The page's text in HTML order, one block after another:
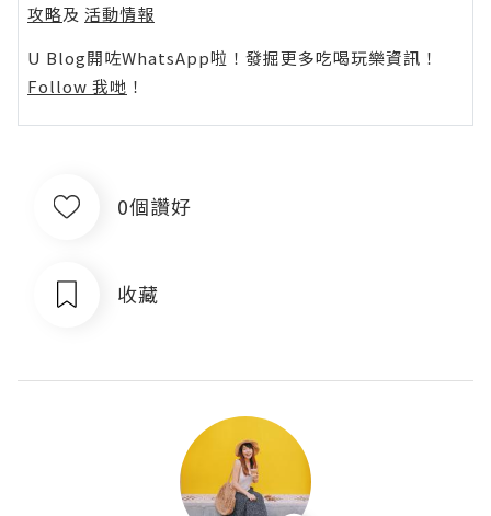
攻略及 活動情報
U Blog開咗WhatsApp啦！發掘更多吃喝玩樂資訊！
Follow 我哋 ！
0個讚好
收藏